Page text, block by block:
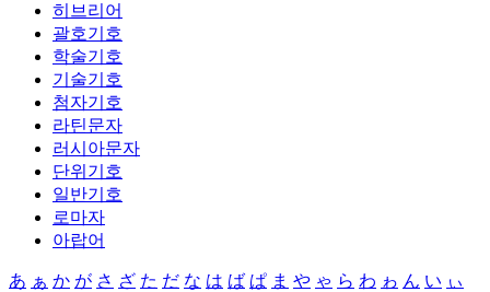
히브리어
괄호기호
학술기호
기술기호
첨자기호
라틴문자
러시아문자
단위기호
일반기호
로마자
아랍어
あ ぁ か が さ ざ た だ な は ば ぱ ま や ゃ ら わ ゎ ん い ぃ